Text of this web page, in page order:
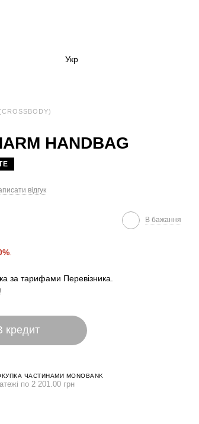
Укр
HANDBAG
відгук
В бажання
за тарифами Перевізника.
кредит
ЧАСТИНАМИ MONOBANK
по 2 201.00 грн